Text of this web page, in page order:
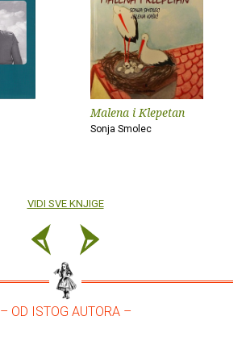
Malena i Klepetan
Sonja Smolec
VIDI SVE KNJIGE
– OD ISTOG AUTORA –